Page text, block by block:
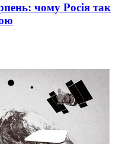
чому Росія так